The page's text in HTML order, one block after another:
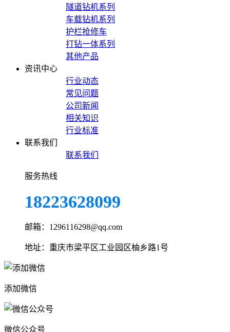
隧道钻机系列
车载钻机系列
护栏抢修车
打钻一体系列
其他产品
资讯中心
行业动态
常见问题
公司新闻
相关知识
行业标准
联系我们
联系我们
服务热线
18223628099
邮箱：1296116298@qq.com
地址：重庆市梁平区工业园区柚乡路1号
添加微信
微信公众号